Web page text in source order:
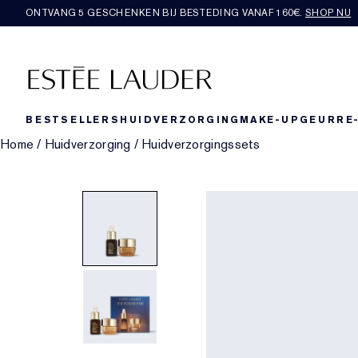
ONTVANG 5 GESCHENKEN BIJ BESTEDING VANAF 160€.SHOP NU
BESTSELLERS HUIDVERZORGING MAKE-UP GEUR
Home / Huidverzorging / Huidverzorgingssets